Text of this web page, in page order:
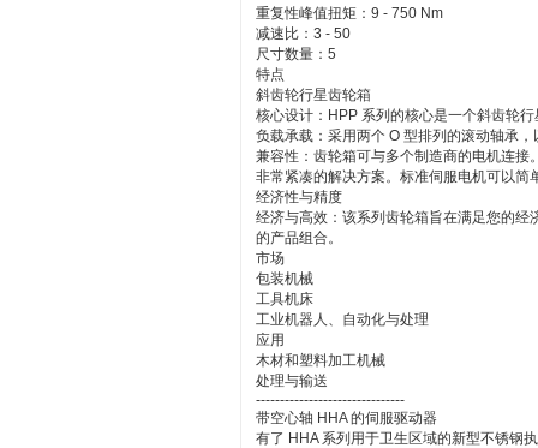
重复性峰值扭矩：9 - 750 Nm
减速比：3 - 50
尺寸数量：5
特点
斜齿轮行星齿轮箱
核心设计：HPP 系列的核心是一个斜齿轮
负载承载：采用两个 O 型排列的滚动轴承
兼容性：齿轮箱可与多个制造商的电机连
非常紧凑的解决方案。标准伺服电机可以
经济性与精度
经济与高效：该系列齿轮箱旨在满足您的
的产品组合。
市场
包装机械
工具机床
工业机器人、自动化与处理
应用
木材和塑料加工机械
处理与输送
-------------------------------
带空心轴 HHA 的伺服驱动器
有了 HHA 系列用于卫生区域的新型不锈钢